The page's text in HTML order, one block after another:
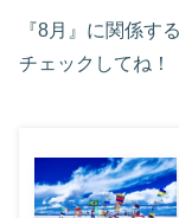
『8月』に関係す
チェックしてね！